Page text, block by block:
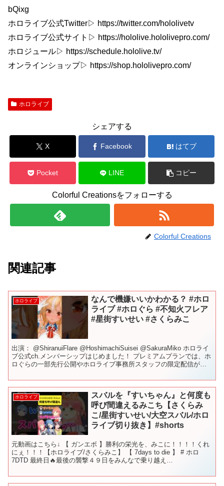
bQixg
ホロライブ公式Twitter▷ https://twitter.com/hololivetv
ホロライブ公式サイト▷ https://hololive.hololivepro.com/
ホロジュール▷ https://schedule.hololive.tv/
オンラインショップ▷ https://shop.hololivepro.com/
ホロライブ
シェアする
X Facebook はてブ
Pocket LINE コピー
Colorful Creationsをフォローする
Colorful Creations
関連記事
ホロライブ
なんで機嫌いいかわかる？ #ホロ
ライブ #ホロぐら #不知火フレア
#星街すいせい #さくらみこ
出演： @ShiranuiFlare @HoshimachiSuisei @SakuraMiko ホロライ
ブ公式ch.メンバーシップはじめました！ プレミアムプランでは、ホ
ロぐらの一部先行公開やホロライブ事務所スタッフの限定配信が見
ホロライブ
スバルを『すいちゃん』と何度も
呼び間違えるみこち【さくらみ
こ/星街すいせい/大空スバル/ホロ
ライブ切り抜き】#shorts
元動画はこちら↓ 【 ガンエボ 】勝利の栄光を、みこに！！！！くれ
にぇ！！！【ホロライブ/さくらみこ】 【 7days to die 】 # ホロ
7DTD 最終日🔥最後の襲撃４９日をみんなで乗り越え